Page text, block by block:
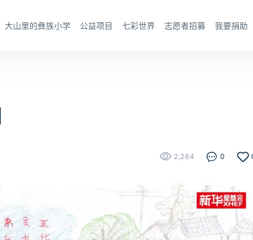
大山里的彝族小学 公益项目 七彩世界 志愿者招募 我要捐助
2,264 0